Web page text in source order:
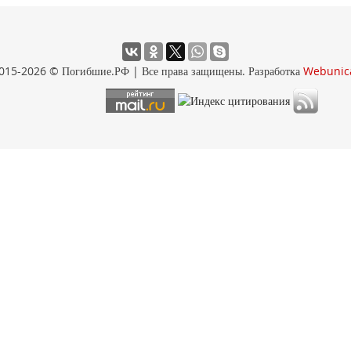
2026 © Погибшие.РФ | Все права защищены. Разработка